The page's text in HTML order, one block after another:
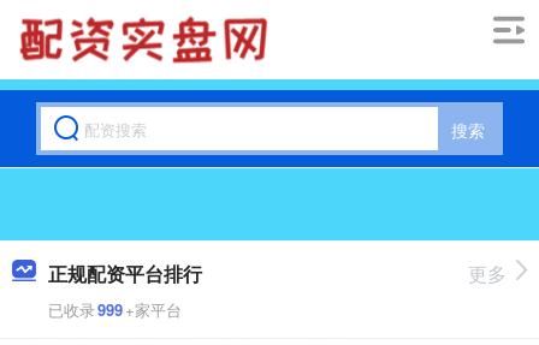
搜索
正规配资平台排行
已收录999+家平台
更多